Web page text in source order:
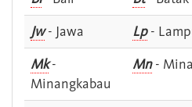
Jw- Jawa Lp-
Mk-
Minangkabau
Mn-